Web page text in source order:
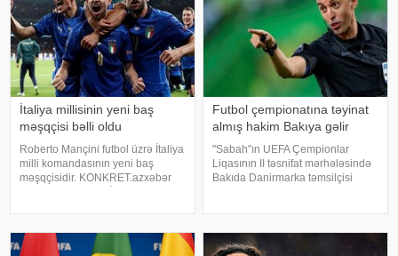
İtaliya millisinin yeni baş
məşqçisi bəlli oldu
Roberto Mançini futbol üzrə İtaliya
milli komandasının yeni baş
məşqçisidir. KONKRET.azxəbər
açıqlamadanda deyib. Qeyd edək
ki, 6
Futbol çempionatına təyinat
almış hakim Bakıya gəlir
"Sabah"ın UEFA Çempionlar
Liqasının II təsnifat mərhələsində
Bakıda Danirmarka təmsilçisi
istinadən xəbər veri